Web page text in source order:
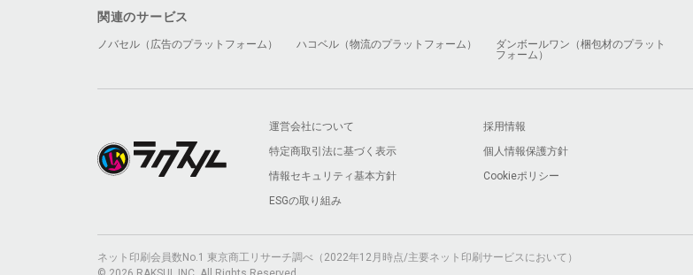
関連のサービス
ノバセル（広告のプラットフォーム） ハコベル（物流のプラットフォーム）
ダンボールワン（梱包材のプラット
フォーム）
運営会社について 採用情報
特定商取引法に基づく表示
個人情報保護方針
情報セキュリティ基本方針
Cookieポリシー
ESGの取り組み
ネット印刷会員数No.1 東京商工リサーチ調べ（2022年12月時点/主要ネット印刷サービスにおいて）